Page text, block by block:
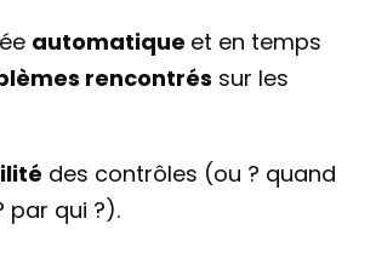
automatique et en temps
rencontrés sur les
des contrôles (ou ? quand
par qui ?).